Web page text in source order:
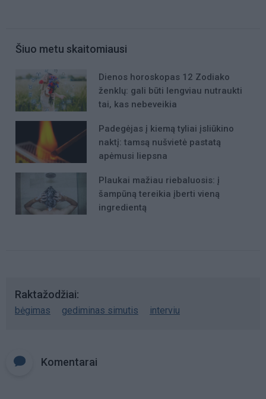
Šiuo metu skaitomiausi
Dienos horoskopas 12 Zodiako
ženklų: gali būti lengviau nutraukti
tai, kas nebeveikia
Padegėjas į kiemą tyliai įsliūkino
naktį: tamsą nušvietė pastatą
apėmusi liepsna
Plaukai mažiau riebaluosis: į
šampūną tereikia įberti vieną
ingredientą
Raktažodžiai
bėgimas gediminas simutis interviu
Komentarai